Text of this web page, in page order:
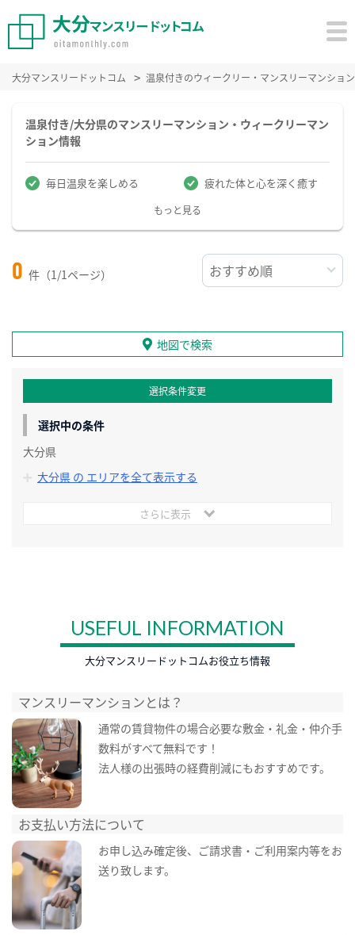
大分マンスリードットコム 温泉付きのウィークリー・マンスリーマンショ
温泉付き/大分県のマンスリーマンション・ウィークリーマン
ション情報
毎日温泉を楽しめる 疲れた体と心を深く癒す
もっと見る
0 件（1/1ページ）
地図で検索
選択条件変更
選択中の条件
大分県
大分県 の エリアを全て表示する
さらに表示
USEFUL INFORMATION
大分マンスリードットコムお役立ち情報
マンスリーマンションとは？
通常の賃貸物件の場合必要な敷金・礼金・仲介手
数料がすべて無料です！
法人様の出張時の経費削減にもおすすめです。
お支払い方法について
お申し込み確定後、ご請求書・ご利用案内等をお
送り致します。